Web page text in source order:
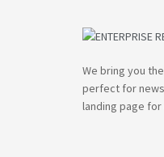
We bring you
perfect for
landing page